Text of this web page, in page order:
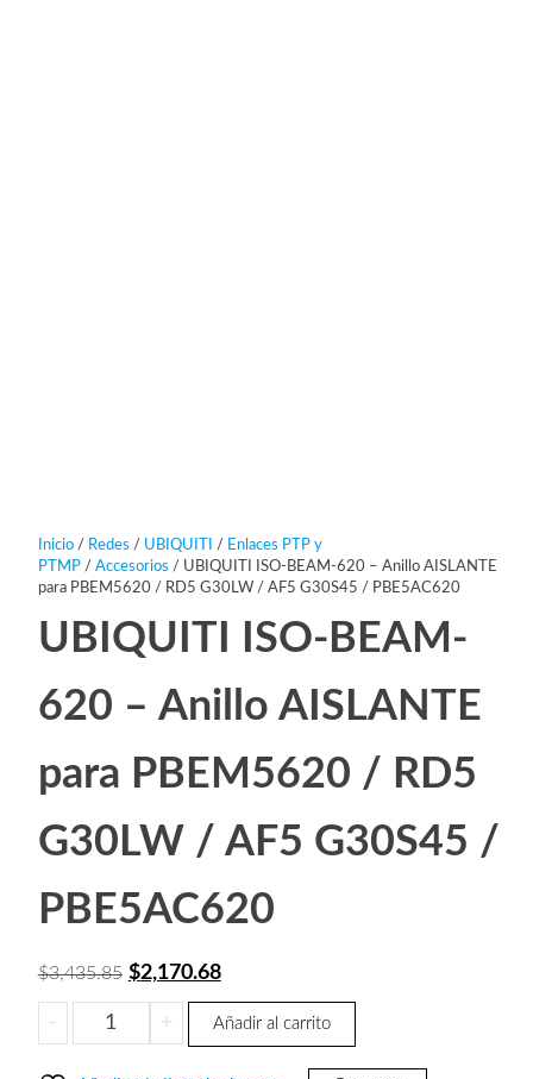
Inicio/ Redes / UBIQUITI / Enlaces PTP y
PTMP/ Accesorios / UBIQUITI ISO-BEAM-620 – Anillo AISLANTE
para PBEM5620 / RD5 G30LW / AF5 G30S45 / PBE5AC620
UBIQUITI ISO-BEAM-
620 – Anillo AISLANTE
para PBEM5620 / RD5
G30LW / AF5 G30S45 /
PBE5AC620
$3,435.85 El
precio
original
$2,170.68El
precio
-
UBIQUITI
ISO-
+ Añadir al carrito